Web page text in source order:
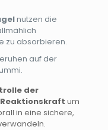
nutzen die
zu absorbieren.
auf der
der
um
in eine sichere,